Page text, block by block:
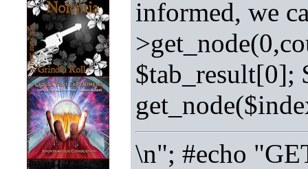
informed, we
$tab_result[0];
\n"; #echo